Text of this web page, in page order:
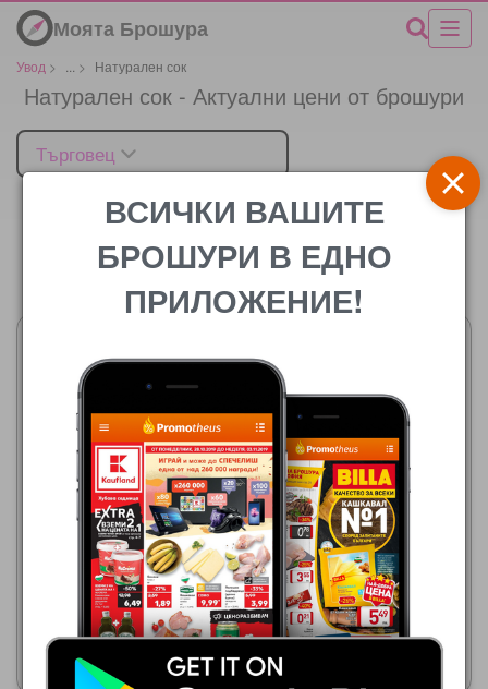
Моята Брошура
Увод > > Натурален сок
Натурален сок - Актуални цени от брошури
Търговец
Цената
06.08.2026 - 12.08.2026
OLYMPUS Натурален сок
ябълка, морков и портокал
Покажи брошурата
ЕДЕА
06.08.2026 - 12.08.2026
2,59 €
Натурален сок OLYMPUS
ВСИЧКИ ВАШИТЕ
БРОШУРИ В ЕДНО
ПРИЛОЖЕНИЕ!